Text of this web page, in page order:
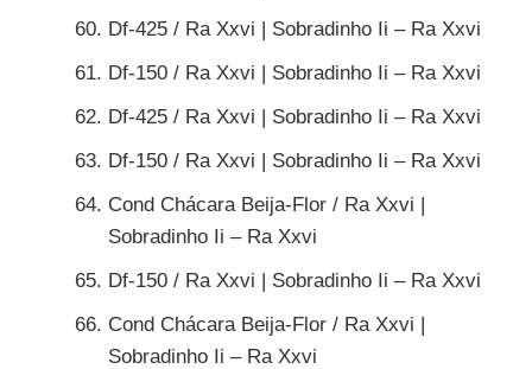
Df-425 / Ra Xxvi | Sobradinho Ii – Ra Xxvi
Df-150 / Ra Xxvi | Sobradinho Ii – Ra Xxvi
Df-425 / Ra Xxvi | Sobradinho Ii – Ra Xxvi
Df-150 / Ra Xxvi | Sobradinho Ii – Ra Xxvi
Cond Chácara Beija-Flor / Ra Xxvi |
Sobradinho Ii – Ra Xxvi
Df-150 / Ra Xxvi | Sobradinho Ii – Ra Xxvi
Cond Chácara Beija-Flor / Ra Xxvi |
Sobradinho Ii – Ra Xxvi